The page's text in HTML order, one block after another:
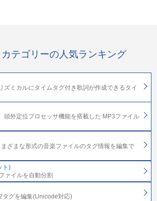
カテゴリーの人気ランキング
ズミカルにタイムタグ付き歌詞が作成できるタイ
頭外定位プロセッサ機能を搭載した MP3ファイル
ざまな形式の音楽ファイルのタグ情報を編集で
ト)
ァイルを自動分割
タグを編集(Unicode対応)